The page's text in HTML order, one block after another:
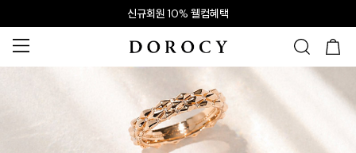
신규회원 10% 웰컴혜택